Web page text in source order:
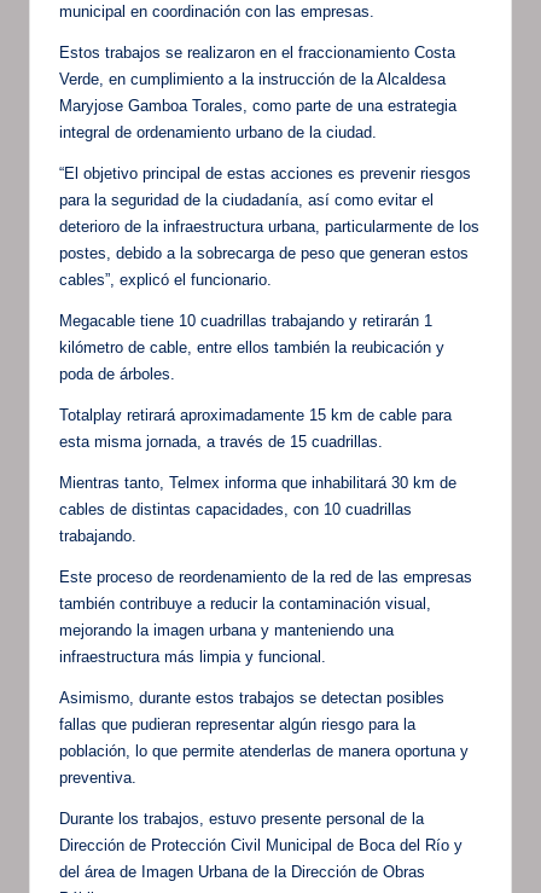
municipal en coordinación con las empresas.
Estos trabajos se realizaron en el fraccionamiento Costa
Verde, en cumplimiento a la instrucción de la Alcaldesa
Maryjose Gamboa Torales, como parte de una estrategia
integral de ordenamiento urbano de la ciudad.
“El objetivo principal de estas acciones es prevenir riesgos
para la seguridad de la ciudadanía, así como evitar el
deterioro de la infraestructura urbana, particularmente de los
postes, debido a la sobrecarga de peso que generan estos
cables”, explicó el funcionario.
Megacable tiene 10 cuadrillas trabajando y retirarán 1
kilómetro de cable, entre ellos también la reubicación y
poda de árboles.
Totalplay retirará aproximadamente 15 km de cable para
esta misma jornada, a través de 15 cuadrillas.
Mientras tanto, Telmex informa que inhabilitará 30 km de
cables de distintas capacidades, con 10 cuadrillas
trabajando.
Este proceso de reordenamiento de la red de las empresas
también contribuye a reducir la contaminación visual,
mejorando la imagen urbana y manteniendo una
infraestructura más limpia y funcional.
Asimismo, durante estos trabajos se detectan posibles
fallas que pudieran representar algún riesgo para la
población, lo que permite atenderlas de manera oportuna y
preventiva.
Durante los trabajos, estuvo presente personal de la
Dirección de Protección Civil Municipal de Boca del Río y
del área de Imagen Urbana de la Dirección de Obras